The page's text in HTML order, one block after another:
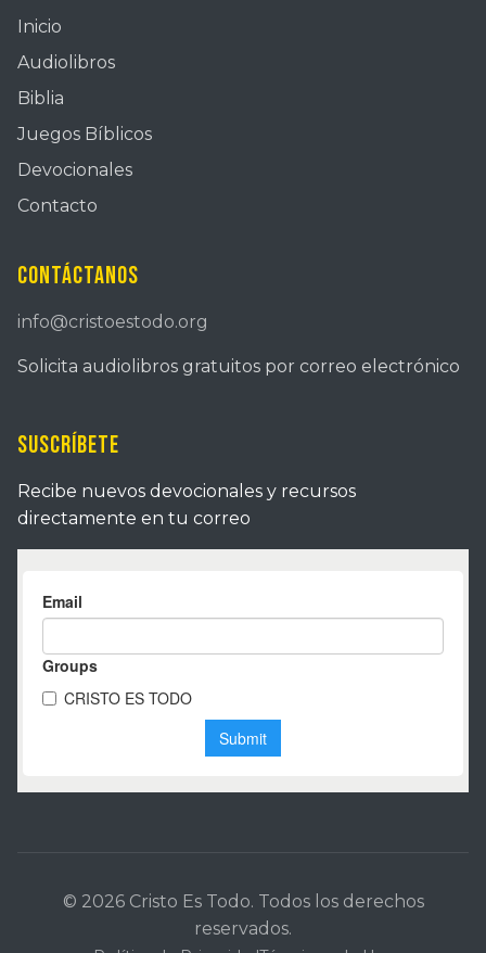
Inicio
Audiolibros
Biblia
Juegos Bíblicos
Devocionales
Contacto
Contáctanos
info@cristoestodo.org
Solicita audiolibros gratuitos por correo electrónico
Suscríbete
Recibe nuevos devocionales y recursos
directamente en tu correo
© 2026 Cristo Es Todo. Todos los derechos
reservados.